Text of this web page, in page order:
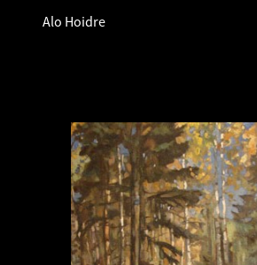
Alo Hoidre